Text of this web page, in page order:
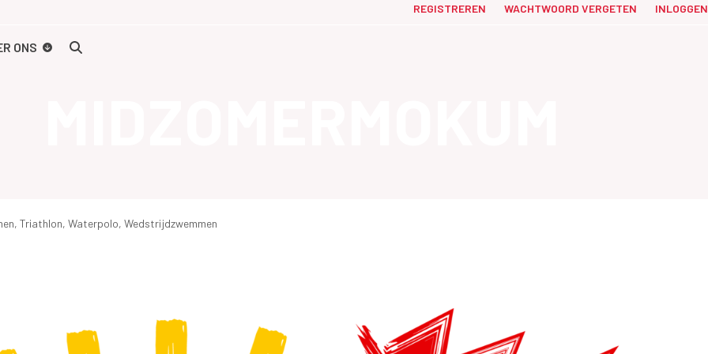
REGISTREREN WACHTWOORD VERGETEN INLOGGEN
ONS
,Triathlon,Waterpolo,Wedstrijdzwemmen